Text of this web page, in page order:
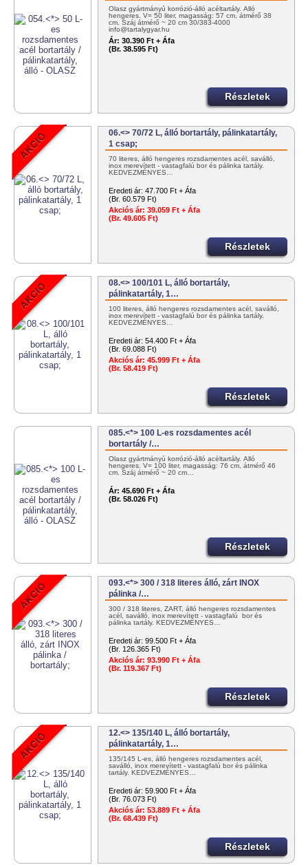
Olasz gyártmányú korrózió-álló acéltartály. Álló
hengeres. V= 50 liter, magasság: 57 cm, átmérő 38
cm. Száj átmérő ~ 20 cm 30/383-4000
info@tartalygyar.hu
Ár: 30.390 Ft + Áfa
(Br. 38.595 Ft)
Részletek
06.<> 70/72 L, álló bortartály, pálinkatartály,
1 csap;
70 literes, álló hengeres rozsdamentes acél, saválló,
inox merevített - vastagfalú bor és pálinka tartály.
KEDVEZMÉNYES…
Eredeti ár: 47.700 Ft + Áfa
(Br. 60.579 Ft)
Akciós ár: 39.059 Ft + Áfa
(Br. 49.605 Ft)
Részletek
08.<> 100/101 L, álló bortartály,
pálinkatartály, 1…
100 literes, álló hengeres rozsdamentes acél, saválló,
inox merevített - vastagfalú bor és pálinka tartály.
KEDVEZMÉNYES…
Eredeti ár: 54.400 Ft + Áfa
(Br. 69.088 Ft)
Akciós ár: 45.999 Ft + Áfa
(Br. 58.419 Ft)
Részletek
085.<*> 100 L-es rozsdamentes acél
bortartály /…
Olasz gyártmányú korrózió-álló acéltartály. Álló
hengeres. V= 100 liter, magasság: 76 cm, átmérő 46
cm. Száj átmérő ~ 20 cm…
Ár: 45.690 Ft + Áfa
(Br. 58.026 Ft)
Részletek
093.<*> 300 / 318 literes álló, zárt INOX
pálinka /…
300 / 318 literes, ZÁRT, álló hengeres rozsdamentes
acél, saválló, inox merevített - vastagfalú bor és
pálinka tartály. KEDVEZMÉNYES…
Eredeti ár: 99.500 Ft + Áfa
(Br. 126.365 Ft)
Akciós ár: 93.990 Ft + Áfa
(Br. 119.367 Ft)
Részletek
12.<> 135/140 L, álló bortartály,
pálinkatartály, 1…
135/145 L-es, álló hengeres rozsdamentes acél,
saválló, inox merevített - vastagfalú bor és pálinka
tartály. KEDVEZMÉNYES…
Eredeti ár: 59.900 Ft + Áfa
(Br. 76.073 Ft)
Akciós ár: 53.889 Ft + Áfa
(Br. 68.439 Ft)
Részletek